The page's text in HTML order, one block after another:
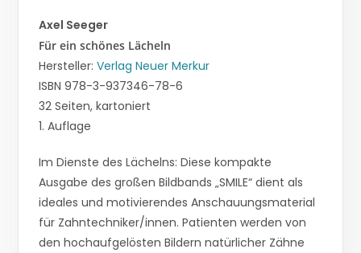
Axel Seeger
Für ein schönes Lächeln
Hersteller:Verlag Neuer Merkur
ISBN 978-3-937346-78-6
32 Seiten, kartoniert
1. Auflage
Im Dienste des Lächelns: Diese kompakte
Ausgabe des großen Bildbands „SMILE“ dient als
ideales und motivierendes Anschauungsmaterial
für Zahntechniker/innen. Patienten werden von
den hochaufgelösten Bildern natürlicher Zähne